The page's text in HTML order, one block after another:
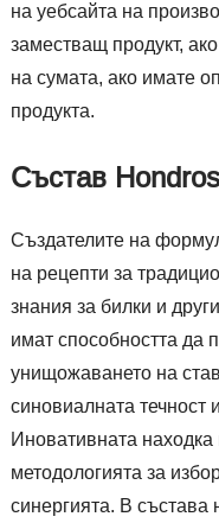
на уебсайта на
заместващ продукт,
на сумата, ако имате
продукта.
Състав
Създателите на
на рецепти за
знания за билки и
имат способността да
унищожаването на
синовиалната течност
Иновативната
методологията за
синергията. В състава